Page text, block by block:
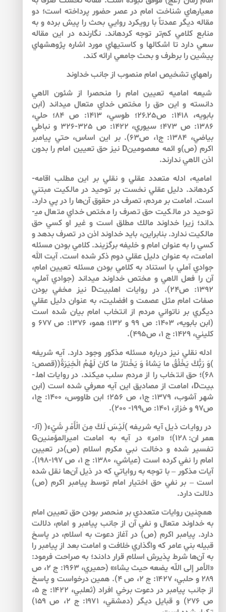
معيارهاي شناخت امام در عصر حضور پرداخته است؛ دو
مقاله ديگر عمدتاً با رويكرد روايي بحث را پيش برده­ و به
منابع كلامي كم‌تر توجه كرده­اند. نگارنده در اين مقاله
سعي دارد تا اشكال­ها و كاستي­هاي مورد اشاره پژوهش­هاي
پيشين را برطرف و بحث جامعي ارائه كند.
راه­هاي تشخيص امام منصوب از جانب خداوند
شيعه اماميه تعيين امام را منحصرا از شئون الاهي
دانسته و اين حق را مختص خداي متعال مي­داند (ابن
بابويه، 1418:‌ ص25ـ26؛ طوسي، 1413: ص 84؛ حلي،‌
1386: ص 473؛‌ سيوري، 1422: ص 325-326 و نباطي
بياضي، 1384: ج1، ص‌63). بر اين اساس، حتي پيامبر
اكرم (ص)و ائمه معصومينD نيز حق تعيين امام را بدون
اذن الاهي ندارند.
اماميه، ادله متعدد عقلي و نقلي بر اين مطلب اقامه­
كرده­اند. دليل عقلي نخست بر توحيد در مالكيت مبتني
است. امامت بر مردم، تصرف در حقوق آن‌ها را در پي دارد.
توحيد در مالكيت حق تصرف را مختص خداي متعال مي­
داند؛ زيرا خداوند مالك مطلق است و غير او كسي حق
مالكيت ندارد. بنابراين، بايد خداوند اذن در تصرف بدهد و
كسي را به عنوان امام و خليفه برگزيند. كلامي بودن مسئله
امامت، به عنوان دليل عقلي دوم ذكر شده است. آيت الله
جوادي آملي با استناد به كلامي بودن مسئله تعيين امام،
آن را فعل الاهي و مختص خداوند مي­داند (جوادي آملي،
1392: ص24). در روايات اهل­بيتD نيز مخفي بودن
صفات امام مثل عصمت و افضليت، به عنوان دليل عقلي
ديگري بر ناتواني مردم از انتخاب امام بيان شده است
(ابن بابويه، 1403: ص 99 و 132؛ همو، 1376: ص 677 و
كليني، 1429: ج 1، ص495).
ادله نقلي نيز درباره مسئله مذكور وجود دارد. آيه شريفه
)وَ رَبُّكَ يَخْلُقُ ما يَشاءُ وَ يَخْتارُ ما كانَ لَهُمُ الْخِيَرَةُ((قصص:
68)؛ حق انتخاب را از مردم سلب مي­كند. در روايات اهل­
بيتD، امامت از مصاديق اين آيه معرفي شده است (ابن
شهر آشوب، 1379: ج1، ص 256؛ ابن طاووس، 1400: ج1،
ص97 و خزاز، 1401: ص199- 200).
در روايات ذيل آيه شريفه )لَيْسَ لَكَ مِنَ الْأَمْرِ شَيْ‏ء( (آل­
عمران: 128)؛ «امر» در آيه به امامت اميرالمؤمنينG
تفسير شده و دخالت نبي مكرم اسلام (ص)در تعيين
امام را نفي كرده است (عياشي، 1380: ج 1، ص 197-198).
آيات مذكور – با توجه به رواياتي كه در ذيل آن‌ها نقل شده
است – بر نفي حق اختيار امام توسط پيامبر اكرم (ص)
دلالت دارد.
همچنين روايات متعددي بر منحصر بودن حق تعيين امام
به خداوند متعال و نفي آن از جانب پيامبر و امام، دلالت
دارد. پيامبر اكرم (ص) در آغاز دعوت به اسلام، در پاسخ
قبيله بني عامر كه واگذاري خلافت و امامت بعد از پيامبر را
به آن‌ها شرط پذيرش اسلام قرار دادند؛ به صراحت فرمود:
«الأمر إلى اللّه يضعه‏ حيث‏ يشاء» (حميري، ۱۹۶۳: ج ۲، ص
۲۸۹ و حلبي، ۱۴۲۷: ج ۲، ص ۴). همين درخواست و پاسخ
از جانب پيامبر در دعوت برخي افراد (ثعلبي، ۱۴۲۲: ج ۵،
ص ۲۷۶) و قبايل ديگر (دمشقي، ۱۹۷۱: ج ۲، ص ۱۵۹)